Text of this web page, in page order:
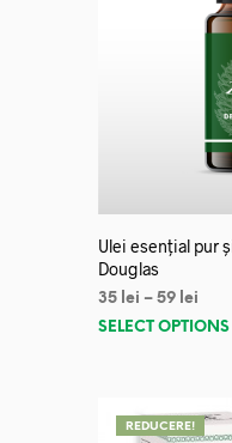
Ulei esențial pur
Douglas
35 lei – 59 lei
SELECT OPTIONS
REDUCERE!